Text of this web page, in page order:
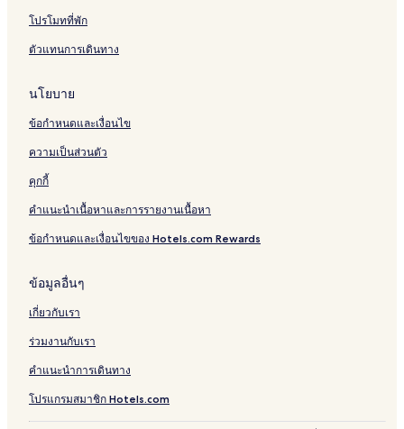
โปรโมทที่พัก
ตัวแทนการเดินทาง
นโยบาย
ข้อกำหนดและเงื่อนไข
ความเป็นส่วนตัว
คุกกี้
คำแนะนำเนื้อหาและการรายงานเนื้อหา
ข้อกำหนดและเงื่อนไขของ Hotels.com Rewards
ข้อมูลอื่นๆ
เกี่ยวกับเรา
ร่วมงานกับเรา
คำแนะนำการเดินทาง
โปรแกรมสมาชิก Hotels.com